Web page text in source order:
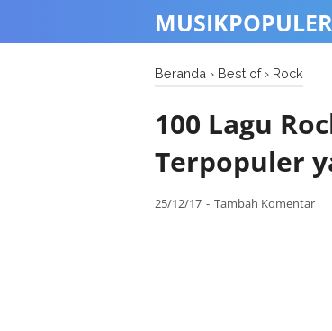
Beranda › Best of› Rock
100 Lagu
Terpopuler
25/12/17 Tambah Komentar